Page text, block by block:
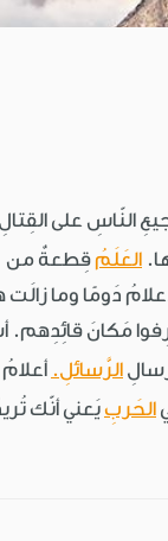
النّاسِ على
العَلَمُقِطعةٌ من
دَومًا وما زالَت
مَكانَ قائِدِهم.
الرَّسائلِ. أعلامُ
الحَربِيَعني أنّك